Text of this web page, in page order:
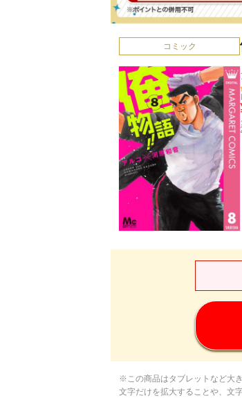
コミック
※この商品はタブレットなど大
文字だけを拡大することや、文